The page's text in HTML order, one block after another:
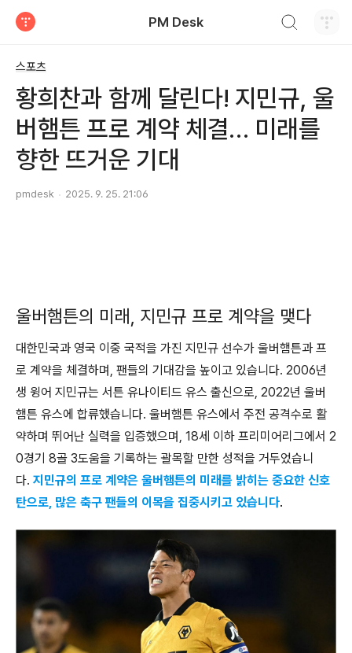
PM Desk
스포츠
황희찬과 함께 달린다! 지민규, 울
버햄튼 프로 계약 체결… 미래를
향한 뜨거운 기대
pmdesk 2025. 9. 25. 21:06
울버햄튼의 미래, 지민규 프로 계약을 맺다
대한민국과 영국 이중 국적을 가진 지민규 선수가 울버햄튼과 프
로 계약을 체결하며, 팬들의 기대감을 높이고 있습니다. 2006년
생 윙어 지민규는 서튼 유나이티드 유스 출신으로, 2022년 울버
햄튼 유스에 합류했습니다. 울버햄튼 유스에서 주전 공격수로 활
약하며 뛰어난 실력을 입증했으며, 18세 이하 프리미어리그에서 2
0경기 8골 3도움을 기록하는 괄목할 만한 성적을 거두었습니
다. 지민규의 프로 계약은 울버햄튼의 미래를 밝히는 중요한 신호
탄으로, 많은 축구 팬들의 이목을 집중시키고 있습니다.